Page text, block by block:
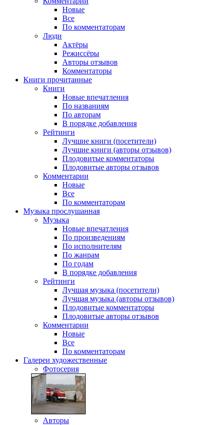
Новые
Все
По комментаторам
Люди
Актёры
Режиссёры
Авторы отзывов
Комментаторы
Книги прочитанные
Книги
Новые впечатления
По названиям
По авторам
В порядке добавления
Рейтинги
Лучшие книги (посетители)
Лучшие книги (авторы отзывов)
Плодовитые комментаторы
Плодовитые авторы отзывов
Комментарии
Новые
Все
По комментаторам
Музыка прослушанная
Музыка
Новые впечатления
По произведениям
По исполнителям
По жанрам
По годам
В порядке добавления
Рейтинги
Лучшая музыка (посетители)
Лучшая музыка (авторы отзывов)
Плодовитые комментаторы
Плодовитые авторы отзывов
Комментарии
Новые
Все
По комментаторам
Галереи художественные
Фотосерия
Авторы